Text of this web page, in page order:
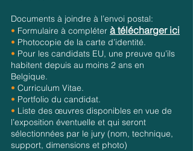
Documents à joindre à l’envoi postal:
• Formulaire à compléter à télécharger ici
• Photocopie de la carte d’identité.
• Pour les candidats EU, une preuve qu’ils
habitent depuis au moins 2 ans en
Belgique.
• Curriculum Vitae.
• Portfolio du candidat.
• Liste des œuvres disponibles en vue de
l’exposition éventuelle et qui seront
sélectionnées par le jury (nom, technique,
support, dimensions et photo)